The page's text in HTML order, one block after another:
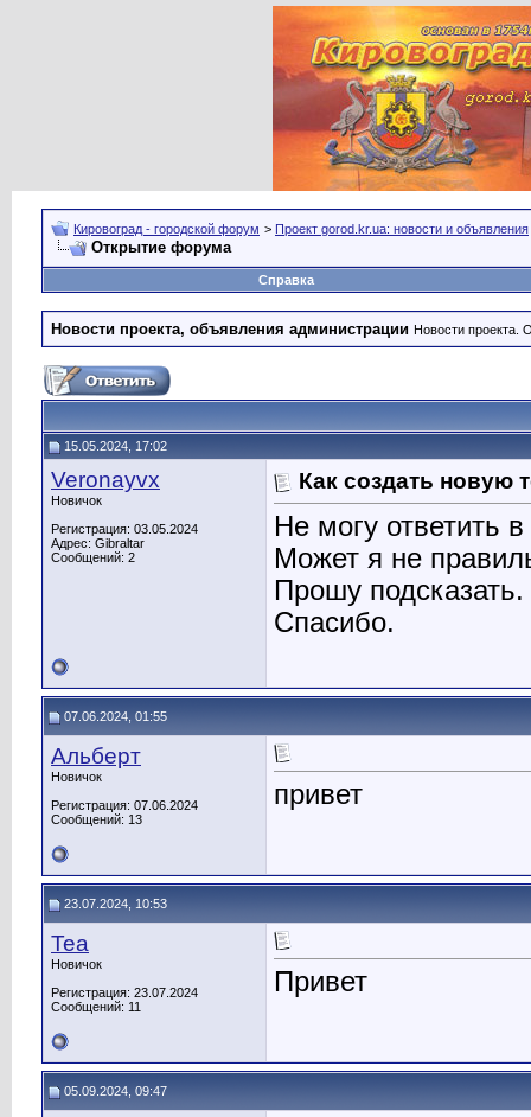
Кировоград - городской форум > Проект gorod.kr.ua: новости и объявления
Открытие форума
Справка
Новости проекта, объявления администрации Новости проекта.
15.05.2024, 17:02
Veronayvx
Новичок
Регистрация: 03.05.2024
Адрес: Gibraltar
Сообщений: 2
Как создать новую
Не могу ответить
Может я не
Прошу подсказать.
Спасибо.
07.06.2024, 01:55
Альберт
Новичок
Регистрация: 07.06.2024
Сообщений: 13
привет
23.07.2024, 10:53
Tea
Новичок
Регистрация: 23.07.2024
Сообщений: 11
Привет
05.09.2024, 09:47